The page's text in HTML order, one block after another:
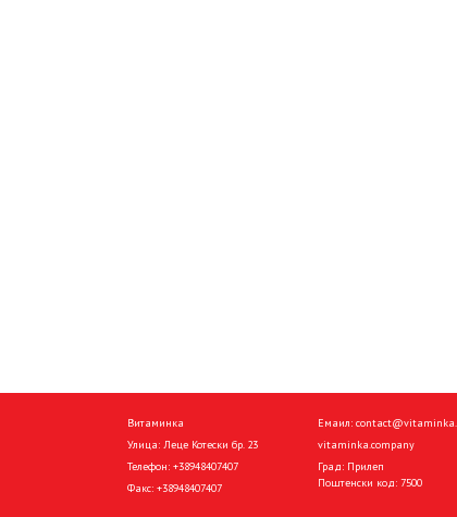
Витаминка
Улица: Леце Котески бр. 23
Телефон: +38948407407
Факс: +38948407407
Емаил:
vitaminka.company
Град: Прилеп
Поштенски код: 7500